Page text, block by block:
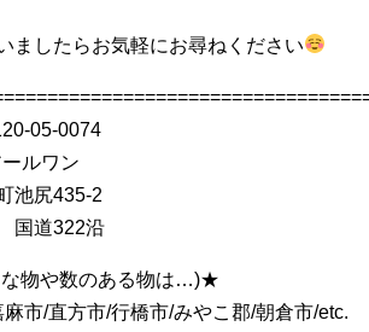
ましたらお気軽にお尋ねください
05-0074
ルワン
池尻435-2
国道322沿
物や数のある物は…)★
市/直方市/行橋市/みやこ郡/朝倉市/etc.